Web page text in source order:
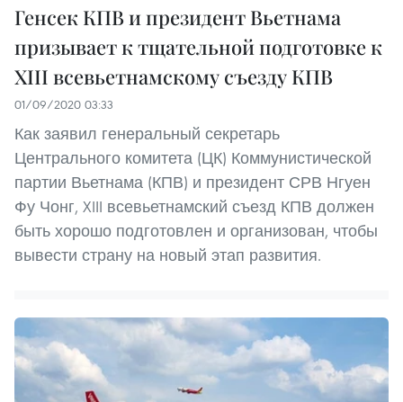
Генсек КПВ и президент Вьетнама
призывает к тщательной подготовке к
XIII всевьетнамскому съезду КПВ
01/09/2020 03:33
Как заявил генеральный секретарь
Центрального комитета (ЦК) Коммунистической
партии Вьетнама (КПВ) и президент СРВ Нгуен
Фу Чонг, XIII всевьетнамский съезд КПВ должен
быть хорошо подготовлен и организован, чтобы
вывести страну на новый этап развития.